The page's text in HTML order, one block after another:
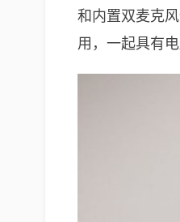
和内置双麦克
用，一起具有